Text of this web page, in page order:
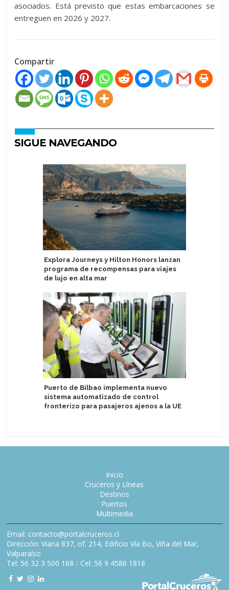
asociados. Está previsto que estas embarcaciones se
entreguen en 2026 y 2027.
Compartir
SIGUE NAVEGANDO
Explora Journeys y Hilton Honors lanzan
programa de recompensas para viajes
de lujo en alta mar
Puerto de Bilbao implementa nuevo
sistema automatizado de control
fronterizo para pasajeros ajenos a la UE
Inicio
Cruceros y Líneas
Destinos
Puertos
Multimedia
Email: contacto@portalcruceros.cl
Dirección: Viana 837, of. 214, Edificio Vía Bo, Viña del Mar,
Valparaíso
Tel: 56 32 3 500 168 / Cel: 56 9 4586 1818